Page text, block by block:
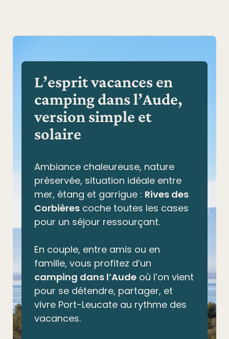
L’esprit vacances en
camping dans l’Aude,
version simple et
solaire
Ambiance chaleureuse, nature
préservée, situation idéale entre
mer, étang et garrigue : Rives des
Corbièrescoche toutes les cases
pour un séjour ressourçant.
En couple, entre amis ou en
famille, vous profitez d’un
camping dans l’Audeoù l’on vient
pour se détendre, partager, et
vivre Port-Leucate au rythme des
vacances.